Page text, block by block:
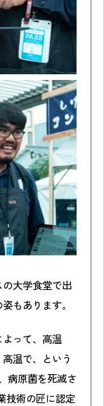
大学食堂で出
もあります。
よって、高温
温で、という
病原菌を死滅さ
技術の匠に認定